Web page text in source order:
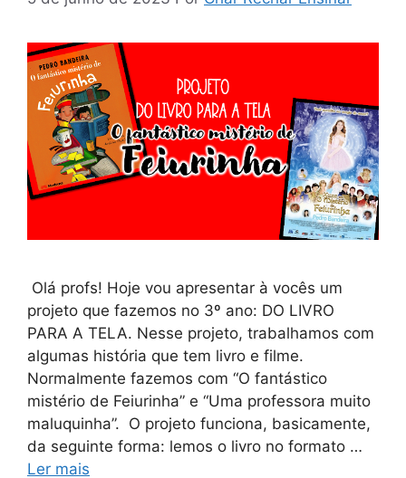
Olá profs! Hoje vou apresentar à vocês um
projeto que fazemos no 3º ano: DO LIVRO
PARA A TELA. Nesse projeto, trabalhamos com
algumas história que tem livro e filme.
Normalmente fazemos com “O fantástico
mistério de Feiurinha” e “Uma professora muito
maluquinha”. O projeto funciona, basicamente,
da seguinte forma: lemos o livro no formato …
Ler mais